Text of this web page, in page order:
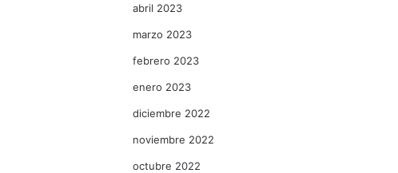
abril 2023
marzo 2023
febrero 2023
enero 2023
diciembre 2022
noviembre 2022
octubre 2022